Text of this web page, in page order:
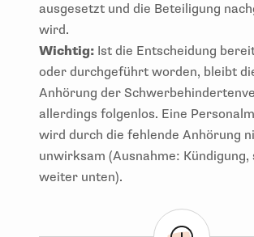
ausgesetzt und die Beteiligung
wird.
Wichtig: Ist die Entscheidung
oder durchgeführt worden, bleibt
Anhörung der
allerdings folgenlos. Eine
wird durch die fehlende Anhörung
unwirksam (Ausnahme: Kündigung,
weiter unten).